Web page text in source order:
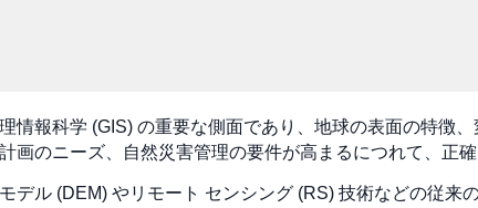
情報科学 (GIS) の重要な側面であり、地球の表面の特徴
画のニーズ、自然災害管理の要件が高まるにつれて、正
デル (DEM) やリモート センシング (RS) 技術などの従